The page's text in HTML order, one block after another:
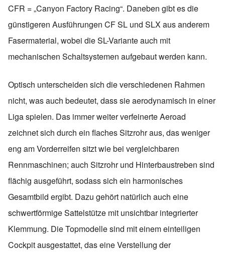
CFR = „Canyon Factory Racing“. Daneben gibt es die
günstigeren Ausführungen CF SL und SLX aus anderem
Fasermaterial, wobei die SL-Variante auch mit
mechanischen Schaltsystemen aufgebaut werden kann.
Optisch unterscheiden sich die verschiedenen Rahmen
nicht, was auch bedeutet, dass sie aerodynamisch in einer
Liga spielen. Das immer weiter verfeinerte Aeroad
zeichnet sich durch ein flaches Sitzrohr aus, das weniger
eng am Vorderreifen sitzt wie bei vergleichbaren
Rennmaschinen; auch Sitzrohr und Hinterbaustreben sind
flächig ausgeführt, sodass sich ein harmonisches
Gesamtbild ergibt. Dazu gehört natürlich auch eine
schwertförmige Sattelstütze mit unsichtbar integrierter
Klemmung. Die Topmodelle sind mit einem einteiligen
Cockpit ausgestattet, das eine Verstellung der